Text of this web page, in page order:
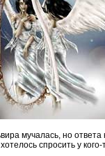
мучалась, но ответа
хотелось спросить у